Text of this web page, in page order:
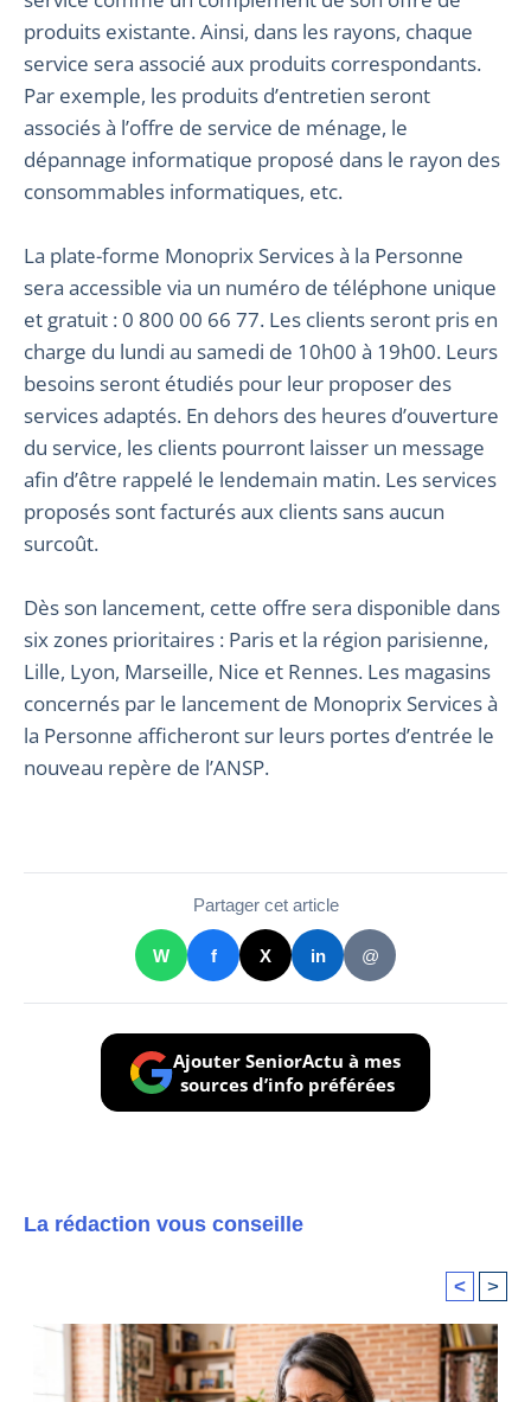
produits existante. Ainsi, dans les rayons, chaque
service sera associé aux produits correspondants.
Par exemple, les produits d’entretien seront
associés à l’offre de service de ménage, le
dépannage informatique proposé dans le rayon des
consommables informatiques, etc.
La plate-forme Monoprix Services à la Personne
sera accessible via un numéro de téléphone unique
et gratuit : 0 800 00 66 77. Les clients seront pris en
charge du lundi au samedi de 10h00 à 19h00. Leurs
besoins seront étudiés pour leur proposer des
services adaptés. En dehors des heures d’ouverture
du service, les clients pourront laisser un message
afin d’être rappelé le lendemain matin. Les services
proposés sont facturés aux clients sans aucun
surcoût.
Dès son lancement, cette offre sera disponible dans
six zones prioritaires : Paris et la région parisienne,
Lille, Lyon, Marseille, Nice et Rennes. Les magasins
concernés par le lancement de Monoprix Services à
la Personne afficheront sur leurs portes d’entrée le
nouveau repère de l’ANSP.
Partager cet article
W f X in @
Ajouter SeniorActu à mes
sources d’info préférées
La rédaction vous conseille
< >